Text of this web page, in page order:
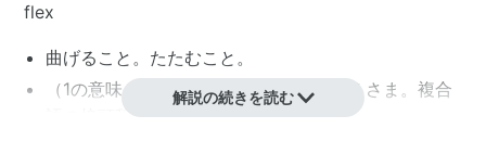
flex
曲げること。たたむこと。
（1の意味より転じて）柔軟に物事を行うさま。複合
語の接頭辞として用いられることが多い。
解説の続きを読む